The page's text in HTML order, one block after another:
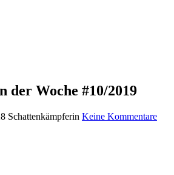
der Woche #10/2019
Schattenkämpferin Keine Kommentare